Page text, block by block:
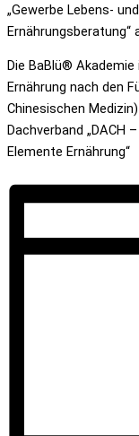
„Gewerbe Lebens-
Ernährungsberatung“
Die BaBlü®
Ernährung nach den
Chinesischen
Dachverband „DACH
Elemente Ernährung“